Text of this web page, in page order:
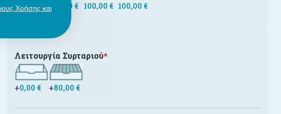
100,00€ 100,00 € 100,00 € 100,00 €
*
Λειτουργία Συρταριού
+0,00 € +80,00 €
Χρήσης και